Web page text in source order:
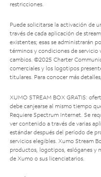
restricciones.
Puede solicitarse la activación de
través de cada aplicación de
existentes; esas se administrarán
términos y condiciones de servicio
cambios. ©2025 Charter
comerciales y los logotipos
titulares. Para conocer más
XUMO STREAM BOX GRATIS:
debe canjearse al mismo tiempo
Requiere Spectrum Internet. Se
ver contenido a través de varias
estándar después del período de
servicios elegibles. Xumo Stream
productos, logotipos, eslóganes y
de Xumo o sus licenciatarios.